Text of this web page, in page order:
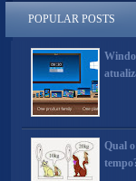
POPULAR POSTS
Qual